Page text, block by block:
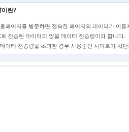
이란?
페이지를 방문하면 접속한 페이지의 데이터가 이용
로 전송된 데이터의 양을 데이터 전송량이라 합니다.
이터 전송량을 초과한 경우 사용중인 사이트가 차